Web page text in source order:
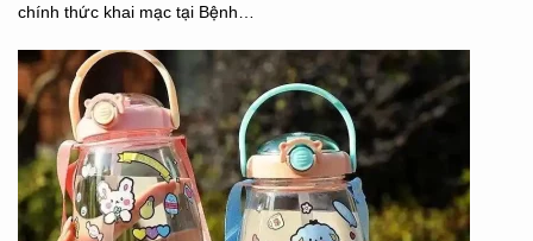
chính thức khai mạc tại Bệnh…